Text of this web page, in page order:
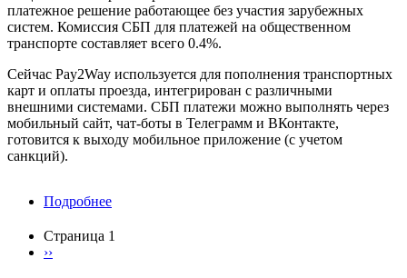
платежное решение работающее без участия зарубежных
систем. Комиссия СБП для платежей на общественном
транспорте составляет всего 0.4%.
Сейчас Pay2Way используется для пополнения транспортных
карт и оплаты проезда, интегрирован с различными
внешними системами. СБП платежи можно выполнять через
мобильный сайт, чат-боты в Телеграмм и ВКонтакте,
готовится к выходу мобильное приложение (с учетом
санкций).
Подробнее
Система
Нумерация
Страница 1
Следующая
››